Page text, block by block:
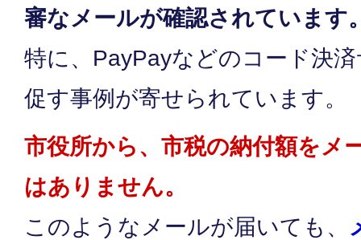
審なメールが確認されています
特に、PayPayなどのコード決
促す事例が寄せられています。
市役所から、市税の納付額をメ
はありません。
このようなメールが届いても、